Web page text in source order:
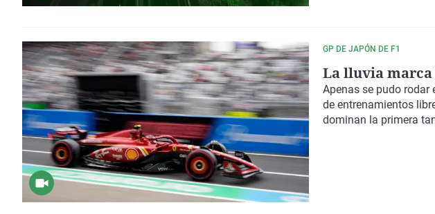
GP DE JAPÓN DE F1
La lluvia marca
Apenas se pudo rodar
de entrenamientos
dominan la primera